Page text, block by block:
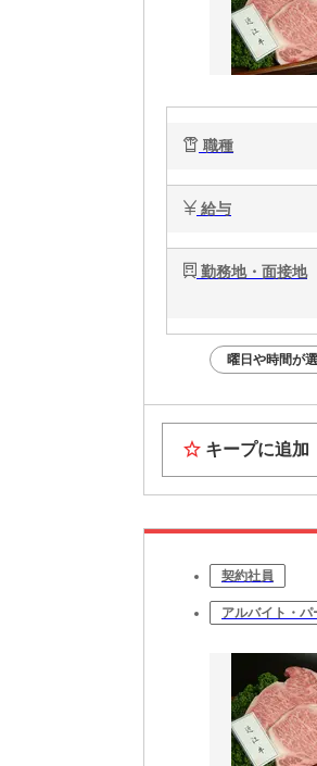
職種
給与
勤務地・面接地
曜日や時間が
キープに追加
契約社員
アルバイト・パ